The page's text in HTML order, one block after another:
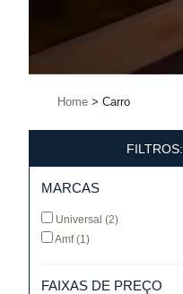
Home Carro
FILTROS:
MARCAS
Universal (2)
Amf(1)
FAIXAS DE PREÇO